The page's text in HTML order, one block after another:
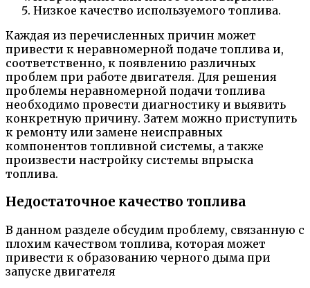
Низкое качество используемого топлива.
Каждая из перечисленных причин может
привести к неравномерной подаче топлива и,
соответственно, к появлению различных
проблем при работе двигателя. Для решения
проблемы неравномерной подачи топлива
необходимо провести диагностику и выявить
конкретную причину. Затем можно приступить
к ремонту или замене неисправных
компонентов топливной системы, а также
произвести настройку системы впрыска
топлива.
Недостаточное качество топлива
В данном разделе обсудим проблему, связанную с
плохим качеством топлива, которая может
привести к образованию черного дыма при
запуске двигателя